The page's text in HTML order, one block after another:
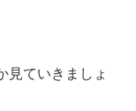
見ていきましょ